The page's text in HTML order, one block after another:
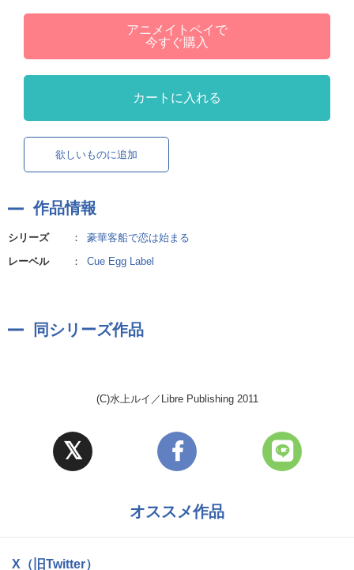
アニメイトペイで
今すぐ購入
カートに入れる
欲しいものに追加
作品情報
シリーズ ：
豪華客船で恋は始まる
レーベル
： Cue Egg Label
同シリーズ作品
(C)水上ルイ／Libre Publishing 2011
オススメ作品
X（旧Twitter）